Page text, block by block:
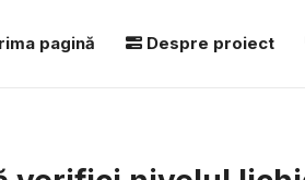
pagină Despre proiect